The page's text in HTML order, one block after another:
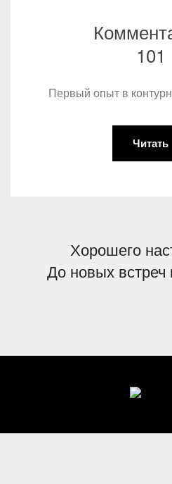
101
Первый опыт в
Читать
Хорошего
До новых встреч